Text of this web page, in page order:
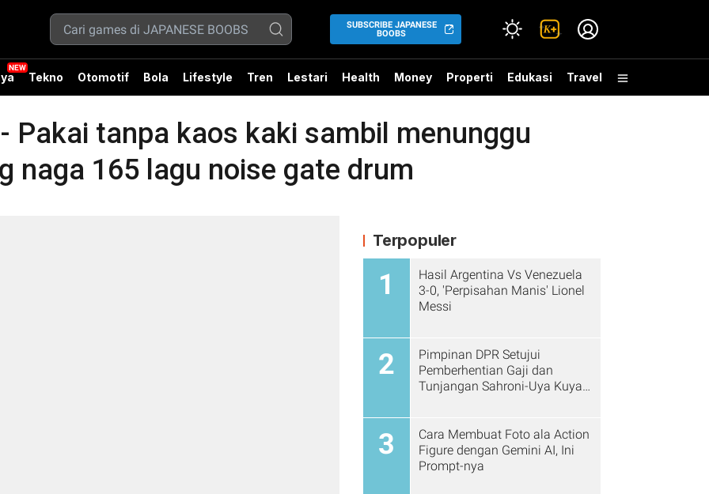
SUBSCRIBE JAPANESE
BOOBS
Tekno Otomotif Bola Lifestyle Tren Lestari Health Money Properti Edukasi Travel
- Pakai tanpa kaos kaki sambil menunggu
naga 165 lagu noise gate drum
Terpopuler
1
Hasil Argentina Vs Venezuela
3-0, 'Perpisahan Manis' Lionel
Messi
2
Pimpinan DPR Setujui
Pemberhentian Gaji dan
Tunjangan Sahroni-Uya Kuya
3
Cara Membuat Foto ala Action
Figure dengan Gemini AI, Ini
Prompt-nya